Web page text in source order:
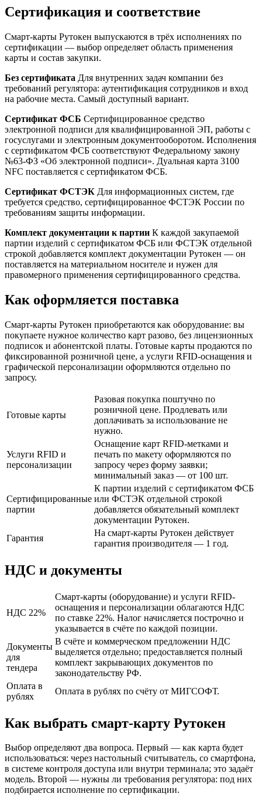
Сертификация и соответствие
Смарт-карты Рутокен выпускаются в трёх исполнениях по
сертификации — выбор определяет область применения
карты и состав закупки.
Без сертификата Для внутренних задач компании без
требований регулятора: аутентификация сотрудников и вход
на рабочие места. Самый доступный вариант.
Сертификат ФСБ Сертифицированное средство
электронной подписи для квалифицированной ЭП, работы с
госуслугами и электронным документооборотом. Исполнения
с сертификатом ФСБ соответствуют Федеральному закону
№63-ФЗ «Об электронной подписи». Дуальная карта 3100
NFC поставляется с сертификатом ФСБ.
Сертификат ФСТЭК Для информационных систем, где
требуется средство, сертифицированное ФСТЭК России по
требованиям защиты информации.
Комплект документации к партии К каждой закупаемой
партии изделий с сертификатом ФСБ или ФСТЭК отдельной
строкой добавляется комплект документации Рутокен — он
поставляется на материальном носителе и нужен для
правомерного применения сертифицированного средства.
Как оформляется поставка
Смарт-карты Рутокен приобретаются как оборудование: вы
покупаете нужное количество карт разово, без лицензионных
подписок и абонентской платы. Готовые карты продаются по
фиксированной розничной цене, а услуги RFID-оснащения и
графической персонализации оформляются отдельно по
запросу.
Готовые карты
Разовая покупка поштучно по
розничной цене. Продлевать или
доплачивать за использование не
нужно.
Услуги RFID и
персонализации
Оснащение карт RFID-метками и
печать по макету оформляются по
запросу через форму заявки;
минимальный заказ — от 100 шт.
Сертифицированные
партии
К партии изделий с сертификатом ФСБ
или ФСТЭК отдельной строкой
добавляется обязательный комплект
документации Рутокен.
Гарантия
На смарт-карты Рутокен действует
гарантия производителя — 1 год.
НДС и документы
НДС 22%
Смарт-карты (оборудование) и услуги RFID-
оснащения и персонализации облагаются НДС
по ставке 22%. Налог начисляется построчно и
указывается в счёте по каждой позиции.
Документы
для
тендера
В счёте и коммерческом предложении НДС
выделяется отдельно; предоставляется полный
комплект закрывающих документов по
законодательству РФ.
Оплата в
рублях
Оплата в рублях по счёту от МИГСОФТ.
Как выбрать смарт-карту Рутокен
Выбор определяют два вопроса. Первый — как карта будет
использоваться: через настольный считыватель, со смартфона,
в системе контроля доступа или внутри терминала; это задаёт
модель. Второй — нужны ли требования регулятора: под них
подбирается исполнение по сертификации.